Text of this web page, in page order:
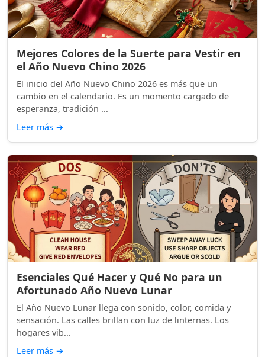
Mejores Colores de la Suerte para Vestir en
el Año Nuevo Chino 2026
El inicio del Año Nuevo Chino 2026 es más que un
cambio en el calendario. Es un momento cargado de
esperanza, tradición ...
Leer más →
Esenciales Qué Hacer y Qué No para un
Afortunado Año Nuevo Lunar
El Año Nuevo Lunar llega con sonido, color, comida y
sensación. Las calles brillan con luz de linternas. Los
hogares vib...
Leer más →